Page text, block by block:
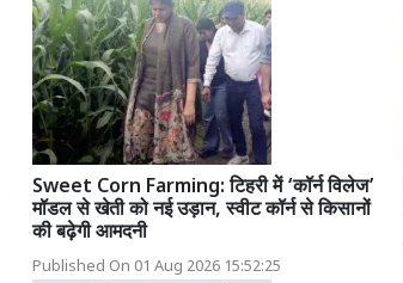
Sweet Corn Farming: टिहरी में ‘कॉर्न विलेज’
मॉडल से खेती को नई उड़ान, स्वीट कॉर्न से किसानों
की बढ़ेगी आमदनी
Published On 01 Aug 2026 15:52:25